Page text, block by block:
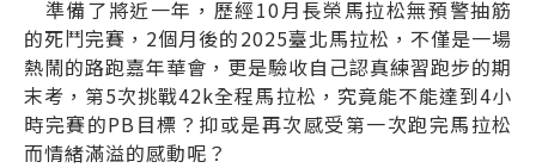
準備了將近一年，歷經10月長榮馬拉松無預警抽筋
的死鬥完賽，2個月後的2025臺北馬拉松，不僅是一場
熱鬧的路跑嘉年華會，更是驗收自己認真練習跑步的期
末考，第5次挑戰42k全程馬拉松，究竟能不能達到4小
時完賽的PB目標？抑或是再次感受第一次跑完馬拉松
而情緒滿溢的感動呢？